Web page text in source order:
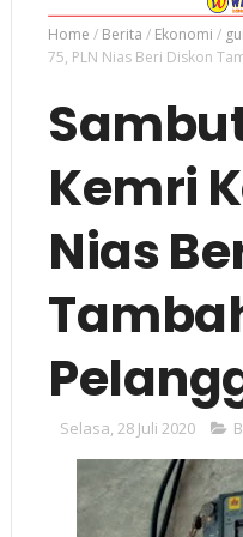
Home / Berita / Ekonomi /
75, PLN Nias Beri Diskon
Kemri
Nias
Selasa, 28 Juli 2020